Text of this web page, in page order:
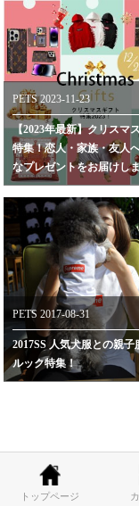
PETS 2023-11-23
【2023年最新】クリスマ
特集！恋人・家族・友人
なプレゼントをお届けし
PETS 2017-08-31
2017SS 人気犬服との親子
ルック特集！
トップページ